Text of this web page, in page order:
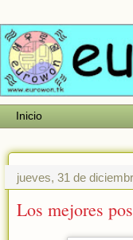
jueves, 31 de
Los mejores